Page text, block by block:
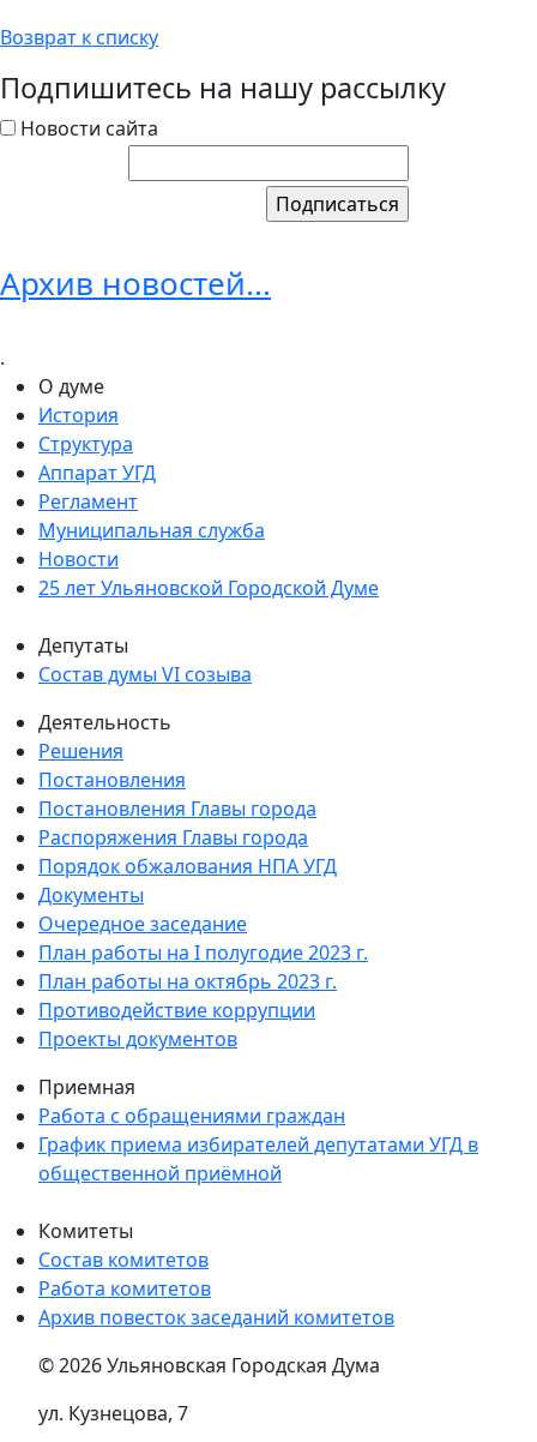
Возврат к списку
Подпишитесь на нашу рассылку
Новости сайта
Архив новостей...
.
О думе
История
Структура
Аппарат УГД
Регламент
Муниципальная служба
Новости
25 лет Ульяновской Городской Думе
Депутаты
Состав думы VI созыва
Деятельность
Решения
Постановления
Постановления Главы города
Распоряжения Главы города
Порядок обжалования НПА УГД
Документы
Очередное заседание
План работы на I полугодие 2023 г.
План работы на октябрь 2023 г.
Противодействие коррупции
Проекты документов
Приемная
Работа с обращениями граждан
График приема избирателей депутатами УГД в
общественной приёмной
Комитеты
Состав комитетов
Работа комитетов
Архив повесток заседаний комитетов
© 2026 Ульяновская Городская Дума
ул. Кузнецова, 7